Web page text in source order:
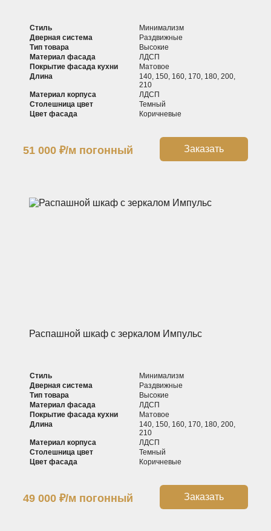
Стиль
Минимализм
Дверная система
Раздвижные
Тип товара
Высокие
Материал фасада
ЛДСП
Покрытие фасада кухни
Матовое
Длина
140, 150, 160, 170, 180, 200,
210
Материал корпуса
ЛДСП
Столешница цвет
Темный
Цвет фасада
Коричневые
51 000₽/м погонный Заказать
Распашной шкаф с зеркалом Импульс
Стиль
Минимализм
Дверная система
Раздвижные
Тип товара
Высокие
Материал фасада
ЛДСП
Покрытие фасада кухни
Матовое
Длина
140, 150, 160, 170, 180, 200,
210
Материал корпуса
ЛДСП
Столешница цвет
Темный
Цвет фасада
Коричневые
49 000₽/м погонный Заказать